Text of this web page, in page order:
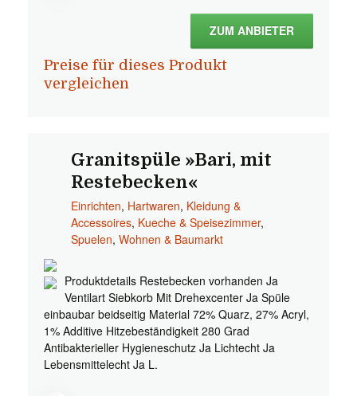
ZUM ANBIETER
Preise für dieses Produkt
vergleichen
Granitspüle »Bari, mit
Restebecken«
Einrichten, Hartwaren, Kleidung &
Accessoires, Kueche & Speisezimmer,
Spuelen, Wohnen & Baumarkt
Produktdetails Restebecken vorhanden Ja
Ventilart Siebkorb Mit Drehexcenter Ja Spüle
einbaubar beidseitig Material 72% Quarz, 27% Acryl,
1% Additive Hitzebeständigkeit 280 Grad
Antibakterieller Hygieneschutz Ja Lichtecht Ja
Lebensmittelecht Ja L.